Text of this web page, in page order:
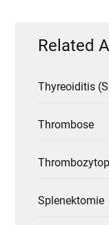
Related
Thyreoiditis
Thrombose
Splenektomie